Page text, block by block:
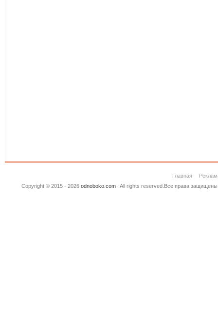
Главная
Copyright © 2015 - 2026 odnoboko.com. All rights reserved.Все права защищены.